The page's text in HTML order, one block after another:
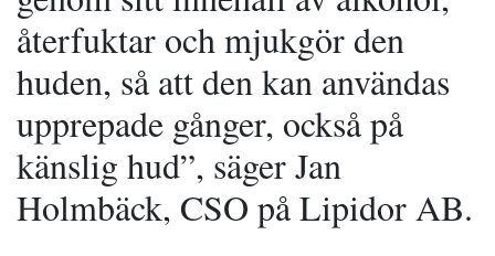
återfuktar och mjukgör den
huden, så att den kan användas
upprepade gånger, också på
känslig hud”, säger Jan
Holmbäck, CSO på Lipidor AB.